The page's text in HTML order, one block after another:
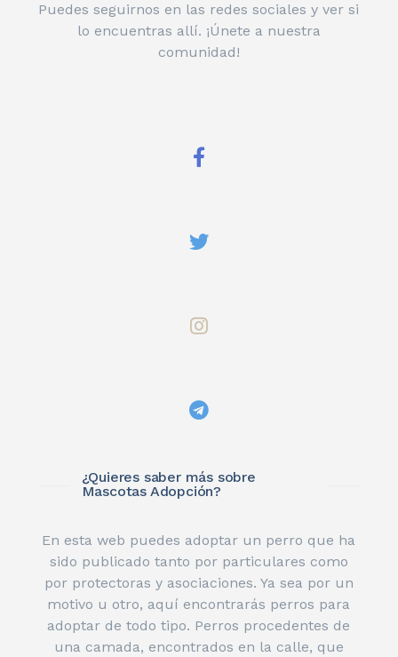
Puedes seguirnos en las redes sociales y ver si
lo encuentras allí. ¡Únete a nuestra
comunidad!
¿Quieres saber más sobre
Mascotas Adopción?
En esta web puedes adoptar un perro que ha
sido publicado tanto por particulares como
por protectoras y asociaciones. Ya sea por un
motivo u otro, aquí encontrarás perros para
adoptar de todo tipo. Perros procedentes de
una camada, encontrados en la calle, que